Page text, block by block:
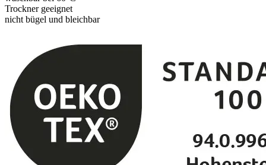
Trockner geeignet
nicht bügel und bleichbar